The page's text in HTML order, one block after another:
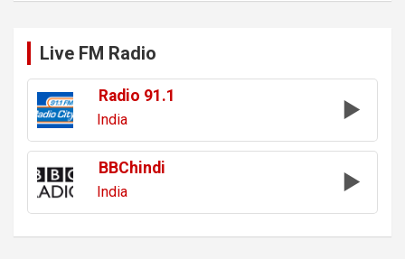
Live FM Radio
Radio 91.1
India
BBChindi
India